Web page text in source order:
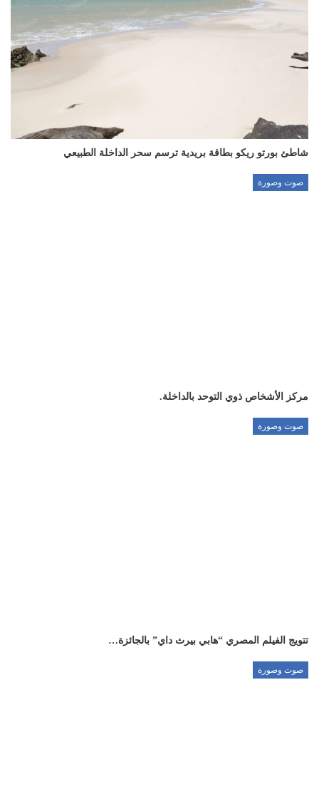
شاطئ بورتو ريكو بطاقة بريدية ترسم سحر الداخلة الطبيعي
صوت وصورة
مركز الأشخاص ذوي التوحد بالداخلة.
صوت وصورة
تتويج الفيلم المصري “هابي بيرث داي” بالجائزة…
صوت وصورة